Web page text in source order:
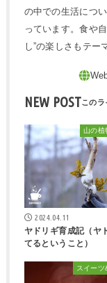
の中での生活につ
っています。食や
し”の楽しさもテー
NEW POST
山の植
2024.04.11
ヤドリギ育成記（ヤ
てるということ）
スイーツ